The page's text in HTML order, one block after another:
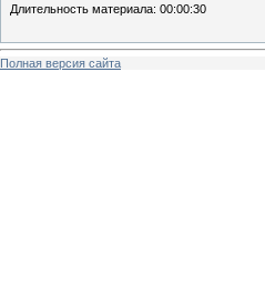
Длительность материала: 00:00:30
Полная версия сайта